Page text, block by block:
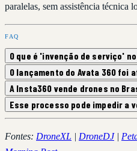
paralelas, sem assistência técnica
FAQ
O que é 'invenção de serviço'
O lançamento do Avata 360 foi
A Insta360 vende drones no
Esse processo pode impedir a
Fontes: DroneXL | DroneDJ|